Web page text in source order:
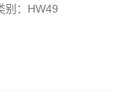
别：HW49